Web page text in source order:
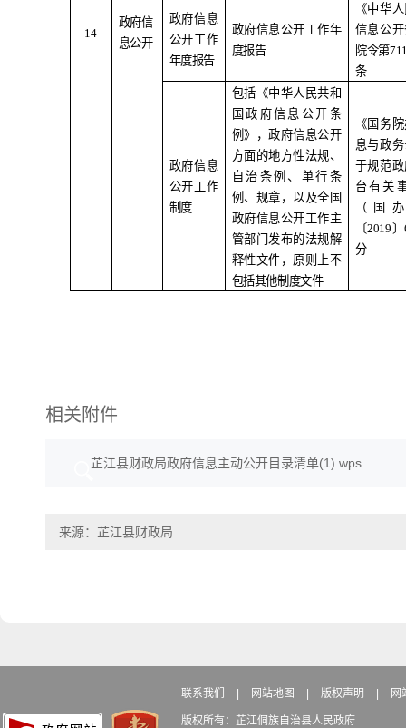
1 4
政府信
息公开
政府信息
公开工作
年度报告
政府信息公开工作年
度报告
《中华
信息公
院令第
条
政府信息
公开工作
制度
包括《中华人民共和
国政府信息公开条
例》，政府信息公开
方面的地方性法规、
自治条例、单行条
例、规章，以及全国
政府信息公开工作主
管部门发布的法规解
释性文件，原则上不
包括其他制度文件
《国务
息与政
于规范
台有关
（国
〔2019 〕
分
相关附件
芷江县财政局政府信息主动公开目录清单(1).wps
来源：芷江县财政局
联系我们 网站地图 版权声明 网
版权所有：芷江侗族自治县人民政府